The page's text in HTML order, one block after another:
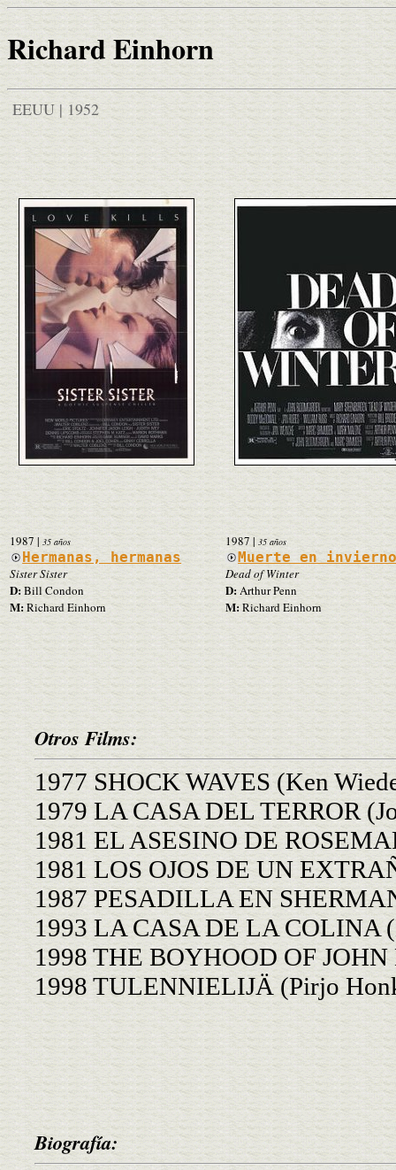
Richard Einhorn
EEUU | 1952
1987 | 35 años
Hermanas, hermanas
Sister Sister
D:Bill Condon
M:Richard Einhorn
1987 | 35 años
Muerte en
Dead of Winter
D:Arthur Penn
M:Richard Einhorn
Otros Films:
1977 SHOCK WAVES (Ken
1979 LA CASA DEL TERROR
1981 EL ASESINO DE
1981 LOS OJOS DE UN
1987 PESADILLA EN
1993 LA CASA DE LA COLINA
1998 THE BOYHOOD OF
1998 TULENNIELIJÄ (Pirjo
Biografía: